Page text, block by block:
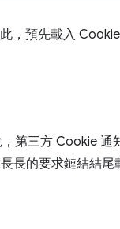
，預先載入
第三方 Cookie 通
長的要求鏈結結